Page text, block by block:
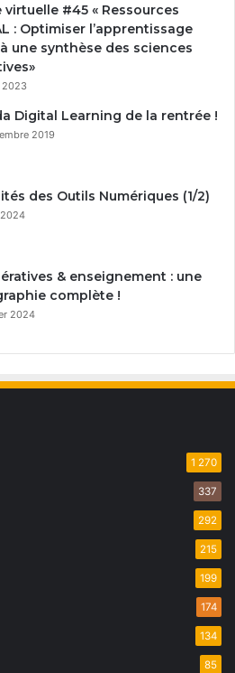
virtuelle #45 « Ressources
: Optimiser l’apprentissage
une synthèse des sciences
2023
Digital Learning de la rentrée !
2019
des Outils Numériques (1/2)
2024
& enseignement : une
complète !
2024
1 270
337
292
215
199
174
134
85